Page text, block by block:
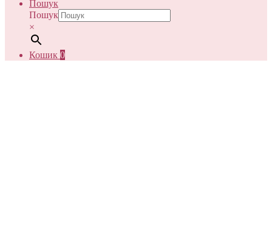
Пошук
Пошук
×
Кошик 0